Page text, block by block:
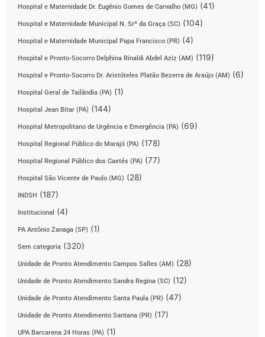
Hospital e Maternidade Dr. Eugênio Gomes de Carvalho (MG) (41)
Hospital e Maternidade Municipal N. Srª da Graça (SC) (104)
Hospital e Maternidade Municipal Papa Francisco (PR) (4)
Hospital e Pronto-Socorro Delphina Rinaldi Abdel Aziz (AM) (119)
Hospital e Pronto-Socorro Dr. Aristóteles Platão Bezerra de Araújo (AM) (6)
Hospital Geral de Tailândia (PA) (1)
Hospital Jean Bitar (PA) (144)
Hospital Metropolitano de Urgência e Emergência (PA) (69)
Hospital Regional Público do Marajó (PA) (178)
Hospital Regional Público dos Caetés (PA) (77)
Hospital São Vicente de Paulo (MG) (28)
INDSH (187)
Institucional (4)
PA Antônio Zanaga (SP) (1)
Sem categoria (320)
Unidade de Pronto Atendimento Campos Salles (AM) (28)
Unidade de Pronto Atendimento Sandra Regina (SC) (12)
Unidade de Pronto Atendimento Santa Paula (PR) (47)
Unidade de Pronto Atendimento Santana (PR) (17)
UPA Barcarena 24 Horas (PA) (1)